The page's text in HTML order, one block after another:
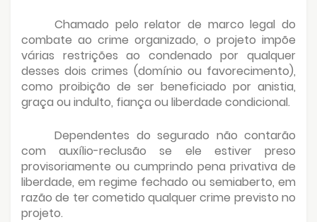
Chamado pelo relator de marco legal do
combate ao crime organizado, o projeto impõe
várias restrições ao condenado por qualquer
desses dois crimes (domínio ou favorecimento),
como proibição de ser beneficiado por anistia,
graça ou indulto, fiança ou liberdade condicional.
Dependentes do segurado não contarão
com auxílio-reclusão se ele estiver preso
provisoriamente ou cumprindo pena privativa de
liberdade, em regime fechado ou semiaberto, em
razão de ter cometido qualquer crime previsto no
projeto.